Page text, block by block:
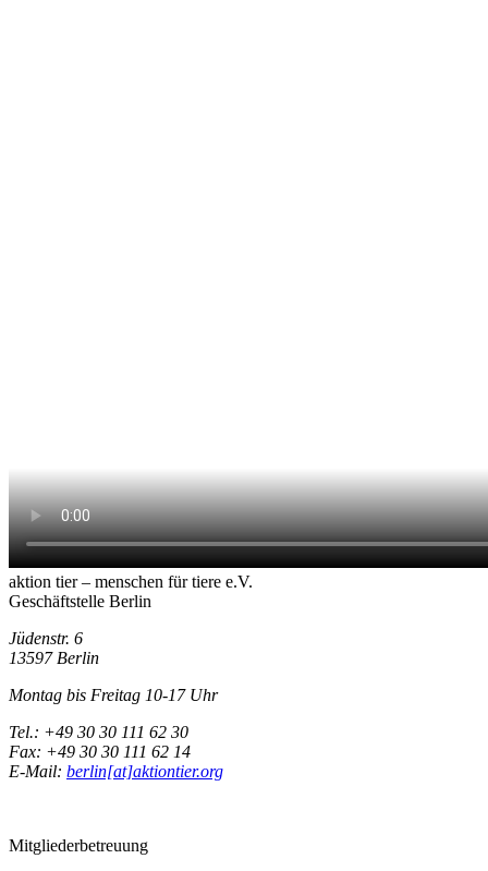
aktion tier – menschen für tiere e.V.
Geschäftstelle Berlin
Jüdenstr. 6
13597 Berlin
Montag bis Freitag 10-17 Uhr
Tel.: +49 30 30 111 62 30
Fax: +49 30 30 111 62 14
E-Mail: berlin[at]aktiontier.org
Mitgliederbetreuung